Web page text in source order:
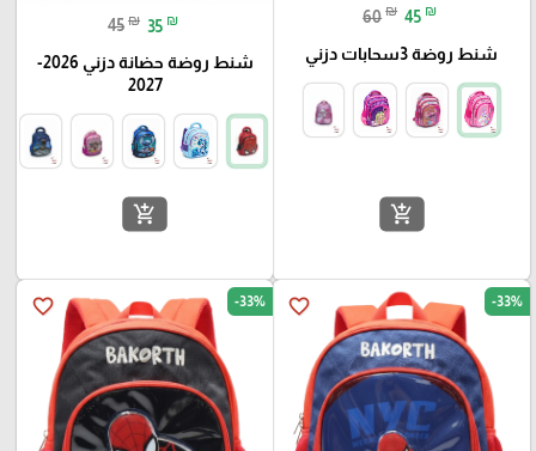
60 ₪ 45 ₪
شنط روضة 3سحابات دزني
add_shopping_cart
45 ₪ 35 ₪
شنط روضة حضانة دزني 2026-
2027
add_shopping_cart
favorite_border -33%
favorite_border -33%